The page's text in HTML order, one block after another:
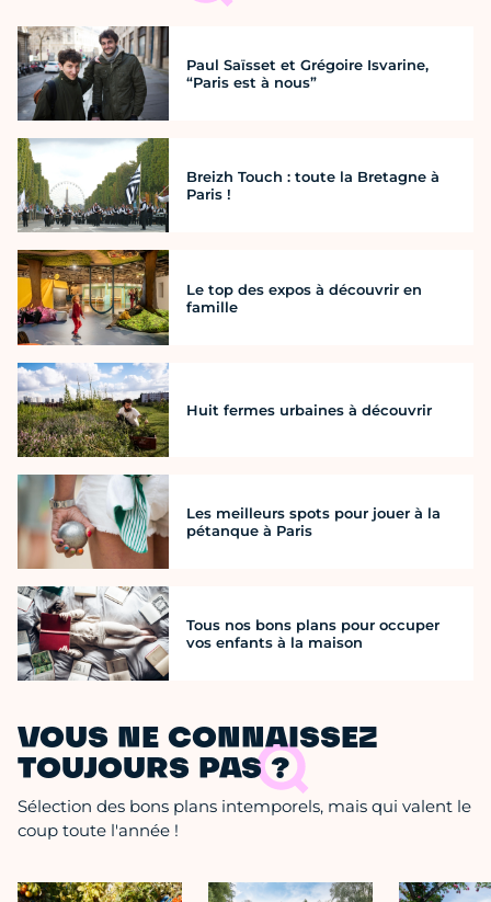
Paul Saïsset et Grégoire Isvarine,
“Paris est à nous”
Breizh Touch : toute la Bretagne à
Paris !
Le top des expos à découvrir en
famille
Huit fermes urbaines à découvrir
Les meilleurs spots pour jouer à la
pétanque à Paris
Tous nos bons plans pour occuper
vos enfants à la maison
VOUS NE CONNAISSEZ
TOUJOURS PAS ?
Sélection des bons plans intemporels, mais qui valent le
coup toute l'année !